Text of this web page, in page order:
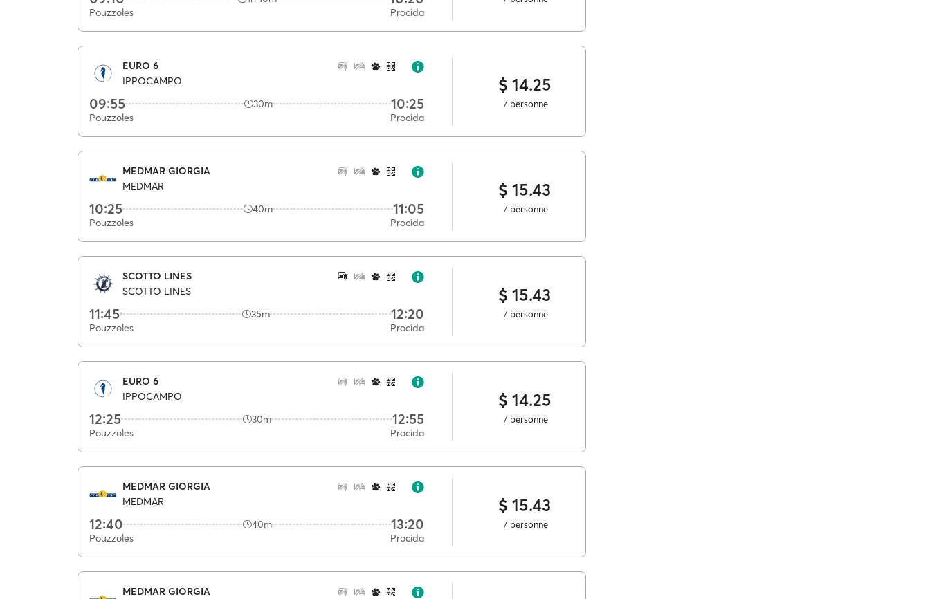
Pouzzoles Procida
EURO 6
IPPOCAMPO
09:55 30m 10:25
Pouzzoles Procida
$ 14.25
/ personne
MEDMAR GIORGIA
MEDMAR
10:25 40m 11:05
Pouzzoles Procida
$ 15.43
/ personne
SCOTTO LINES
SCOTTO LINES
11:45 35m 12:20
Pouzzoles Procida
$ 15.43
/ personne
EURO 6
IPPOCAMPO
12:25 30m 12:55
Pouzzoles Procida
$ 14.25
/ personne
MEDMAR GIORGIA
MEDMAR
12:40 40m 13:20
Pouzzoles Procida
$ 15.43
/ personne
MEDMAR GIORGIA